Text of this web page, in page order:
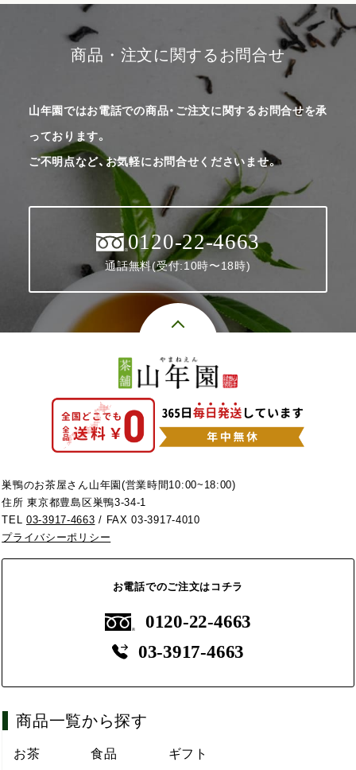
商品・注文に関するお問合せ
山年園ではお電話での商品・ご注文に関するお問合せを承
っております。
ご不明点など、お気軽にお問合せくださいませ。
0120-22-4663
通話無料(受付:10時〜18時)
巣鴨のお茶屋さん山年園(営業時間10:00~18:00)
住所 東京都豊島区巣鴨3-34-1
TEL03-3917-4663 / FAX 03-3917-4010
プライバシーポリシー
お電話でのご注文はコチラ
0120-22-4663
03-3917-4663
商品一覧から探す
お茶 食品 ギフト